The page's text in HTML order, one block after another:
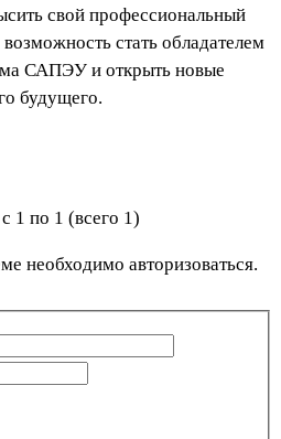
свой профессиональный
стать обладателем
САПЭУ и открыть новые
будущего.
1 по 1 (всего 1)
необходимо авторизоваться.